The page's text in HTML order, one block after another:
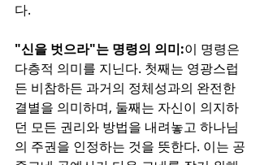
다.
"신을 벗으라"는 명령의 의미:이 명령은
다층적 의미를 지닌다. 첫째는 영광스럽
든 비참하든 과거의 정체성과의 완전한
결별을 의미하며, 둘째는 자신이 의지하
던 모든 권리와 방법을 내려놓고 하나님
의 주권을 인정하는 것을 뜻한다. 이는 공